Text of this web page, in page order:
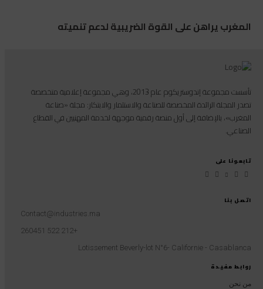
المغرب يراهن على القوة الضريبية لدعم تنميته
روابط مفيدة
من نحن
اتصل بنا
Contact@industries.ma
+212 522 260451
Lotissement Beverly-lot N°6- Californie - Casablanca
تأسست مجموعة إندوستريكوم عام 2013، وهي مجموعة إعلامية متخصصة
تصدر المجلة الرائدة المخصصة للصناعة والاستثمار والابتكار: مجلة «صناعة
المغرب»، بالإضافة إلى أول منصة رقمية موجهة لخدمة المهنيين في القطاع
الصناعي.
تابعونا على